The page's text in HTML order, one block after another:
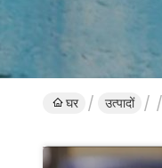
घर उत्पादों